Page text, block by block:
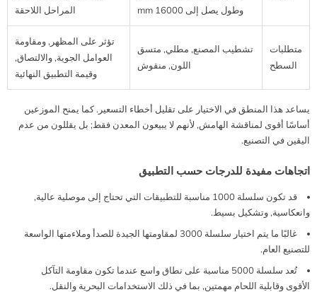
وطول يصل إلى 16000 mm
المراحل اللاحقة
متطلبات
السطح
تشطيب المصنع, مطلي, متسق
اللون, منقوش
تؤثر على المظهر, ومقاومة
العوامل الجوية, والالتصاق,
وقيمة التطبيق النهائية
يساعد هذا المنطق في الاختيار على تقليل أخطاء التسعير. كما يمنح الموزعين
أساسًا أقوى لمناقشة الهامش, لأنهم لا يبيعون المعدن فقط; بل يقللون من عدم
اليقين في التصنيع.
اتجاهات مفيدة للدرجات حسب التطبيق
قد تكون سلسلة 1000 مناسبة للتطبيقات التي تحتاج إلى موصلية عالية,
وانعكاسية, وتشكيل بسيط.
غالبًا ما يتم اختيار سلسلة 3000 لمقاومتها الجيدة للصدأ وملاءمتها الواسعة
للتصنيع العام.
تُعد سلسلة 5000 مناسبة على نطاق واسع عندما تكون مقاومة التآكل
الأقوى وقابلية اللحام مهمتين, بما في ذلك الاستخدامات البحرية والنقل.